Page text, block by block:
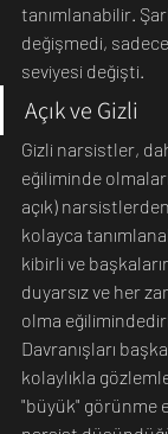
tanımlanabilir.
değişmedi,
seviyesi değişti.
Açık ve Gizli
Gizli narsistler,
eğiliminde
açık)
kolayca
kibirli ve
duyarsız ve her
olma
Davranışları
kolaylıkla
"büyük" görünme